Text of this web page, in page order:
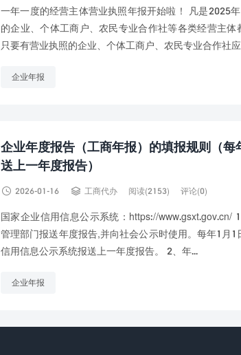
一年一度的经营主体营业执照年报开始啦！ 凡是2025
的企业、个体工商户、农民专业合作社等各类经营主体
只要有营业执照的企业、个体工商户、农民专业合作社
企业年报
企业年度报告（工商年报）的填报规则（
送上一年度报告）
 2026-01-16  工商代办 阅读(2153) 评论(0)
国家企业信用信息公示系统：https://www.gsxt.gov.cn/
管理部门报送年度报告,并向社会公示时使用。每年1月
信用信息公示系统报送上一年度报告。 2、年...
企业年报